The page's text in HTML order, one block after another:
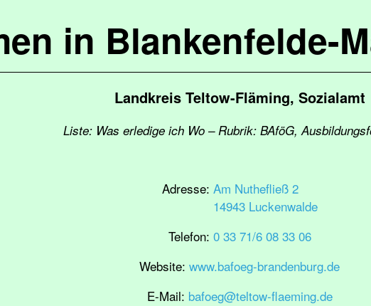
in Blankenfelde-
Landkreis Teltow-Fläming, Sozialamt
Liste: Was erledige ich Wo – Rubrik: BAföG,
Adresse: Am Nuthefließ 2
14943 Luckenwalde
Telefon: 0 33 71/6 08 33 06
Website: www.bafoeg-brandenburg.de
E-Mail: bafoeg@teltow-flaeming.de